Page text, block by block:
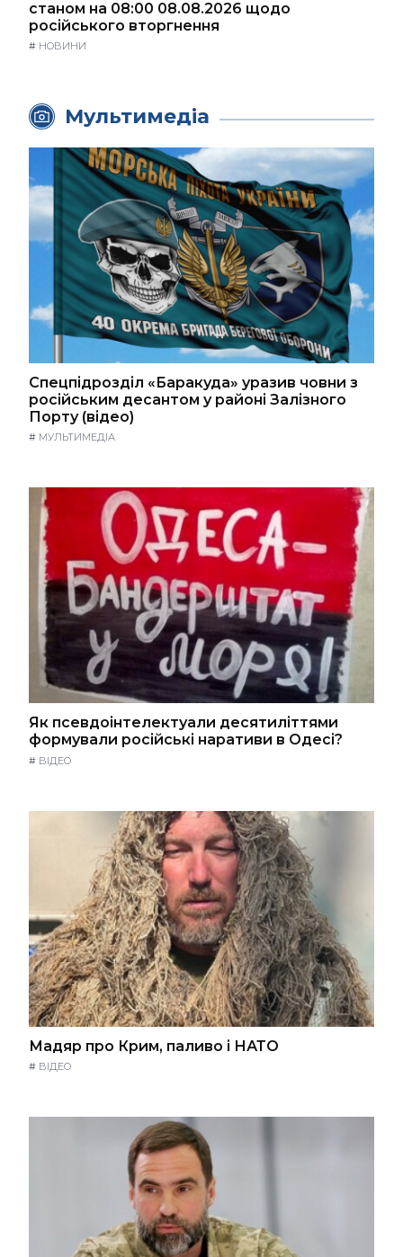
станом на 08:00 08.08.2026 щодо
російського вторгнення
# НОВИНИ
Мультимедіа
Спецпідрозділ «Баракуда» уразив човни з
російським десантом у районі Залізного
Порту (відео)
# МУЛЬТИМЕДІА
Як псевдоінтелектуали десятиліттями
формували російські наративи в Одесі?
# ВІДЕО
Мадяр про Крим, паливо і НАТО
# ВІДЕО